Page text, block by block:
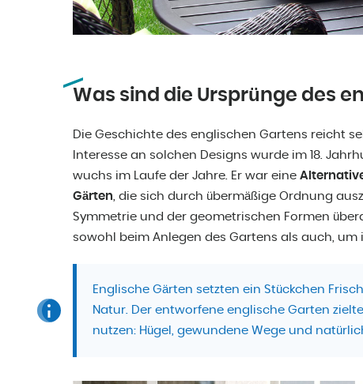
Was sind die Ursprünge des
Die Geschichte des englischen Gartens reicht
Interesse an solchen Designs wurde im 18.
wuchs im Laufe der Jahre. Er war eine
Gärten, die sich durch übermäßige Ordnung
Symmetrie und der geometrischen Formen
sowohl beim Anlegen des Gartens als auch,
Englische Gärten setzten ein Stückchen
Natur. Der entworfene englische Garten
nutzen: Hügel, gewundene Wege und